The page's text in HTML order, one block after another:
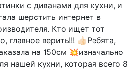
с диванами для кухни, и
шерстить интернет в
Кто ищет тот
главное верить!!! 👍🏻Ребята,
на 150см 💥изначально
нашей кухни, которая всего 8